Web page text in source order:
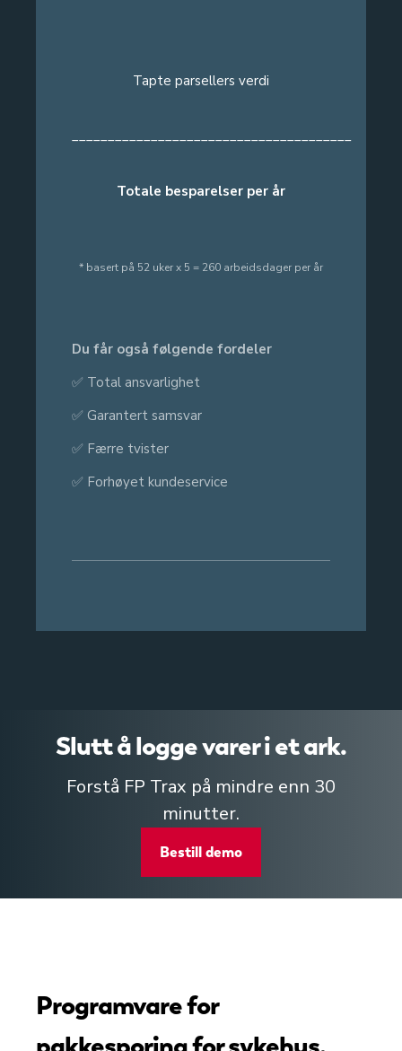
Tapte parsellers verdi
_______________________________________
Totale besparelser per år
* basert på 52 uker x 5 = 260 arbeidsdager per år
Du får også følgende fordeler
✅ Total ansvarlighet
✅ Garantert samsvar
✅ Færre tvister
✅ Forhøyet kundeservice
Slutt å logge varer i et ark.
Forstå FP Trax på mindre enn 30
minutter.
Bestill demo
Programvare for